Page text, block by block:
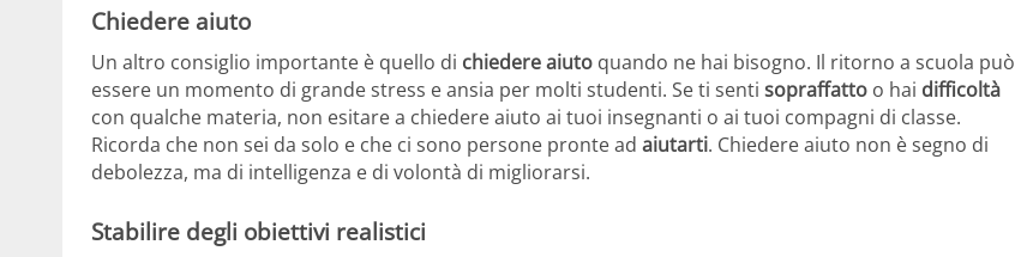
Chiedere aiuto
Un altro consiglio importante è quello di chiedere aiuto quando ne hai bisogno. Il ritorno a scuola può
essere un momento di grande stress e ansia per molti studenti. Se ti senti sopraffatto o hai difficoltà
con qualche materia, non esitare a chiedere aiuto ai tuoi insegnanti o ai tuoi compagni di classe.
Ricorda che non sei da solo e che ci sono persone pronte ad aiutarti. Chiedere aiuto non è segno di
debolezza, ma di intelligenza e di volontà di migliorarsi.
Stabilire degli obiettivi realistici